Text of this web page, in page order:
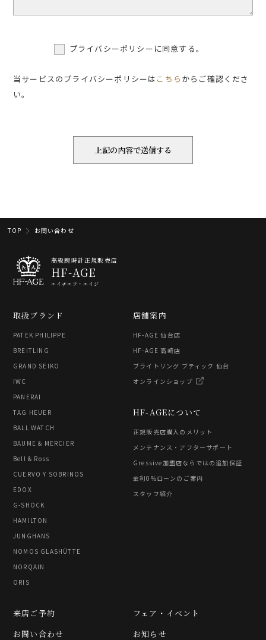
プライバシーポリシーに同意する。
当サービスのプライバシーポリシーは こちら からご確認くださ
い。
TOP お問い合わせ
高級腕時計正規販売店
HF-AGE
エイチエフ・エイジ
取扱ブランド
PATEK PHILIPPE
BREITLING
GRAND SEIKO
IWC
PANERAI
TAG HEUER
BALL WATCH
BAUME & MERCIER
Bell & Ross
CUERVO Y SOBRINOS
EDOX
G-SHOCK
HAMILTON
JUNGHANS
NOMOS GLASHÜTTE
NORQAIN
ORIS
HF-AGEについて
正規販売店購入のメリット
メンテナンス・アフターサポート
Gressive加盟店ならではの追加保証
金利0%ローンのご案内
スタッフ紹介
店舗案内
HF-AGE 仙台店
HF-AGE 高崎店
ブライトリング ブティック 仙台
オンラインショップ
フェア・イベント
お知らせ
来店ご予約
お問い合わせ